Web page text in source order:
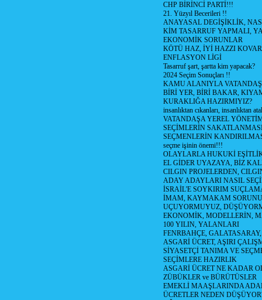
CHP BİRİNCİ PARTİ!!!
21. Yüzyıl Becerileri !!
ANAYASAL DEGİŞİKLİK,
KİM TASARRUF YAPMALI,
EKONOMİK SORUNLAR
KÖTÜ HAZ, İYİ HAZZI
ENFLASYON LİGİ
Tasarruf şart, şartta kim yapacak?
2024 Seçim Sonuçları !!
KAMU ALANIYLA
BİRİ YER, BİRİ BAKAR,
KURAKLIĞA HAZIRMIYIZ?
insanlıktan cıkanları, insanlıktan
VATANDAŞA YEREL
SEÇİMLERİN
SEÇMENLERİN
seçme işinin önemi!!!
OLAYLARLA HUKUKİ
EL GİDER UYAZAYA, BİZ
CILGIN PROJELERDEN,
ADAY ADAYLARI NASIL
İSRAİL'E SOYKIRIM
İMAM, KAYMAKAM SORUNU
UÇUYORMUYUZ,
EKONOMİK, MODELLERİN,
100 YILIN, YALANLARI
FENRBAHÇE,
ASGARİ ÜCRET, AŞIRI
SİYASETÇİ TANIMA VE
SEÇİMLERE HAZIRLIK
ASGARİ ÜCRET NE KADAR
ZÜBÜKLER ve BÜRÜTÜSLER
EMEKLİ MAAŞLARINDA
ÜCRETLER NEDEN